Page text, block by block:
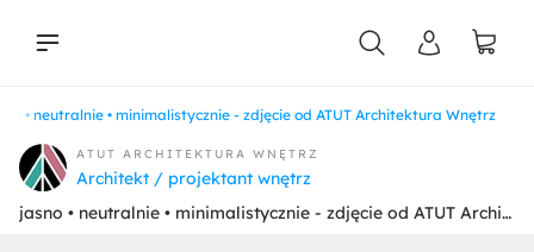
• neutralnie • minimalistycznie - zdjęcie od ATUT Architektura Wnętrz
ATUT ARCHITEKTURA WNĘTRZ
Architekt / projektant wnętrz
jasno • neutralnie • minimalistycznie - zdjęcie od ATUT Architektura Wnętrz